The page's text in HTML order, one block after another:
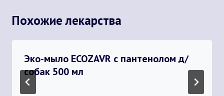
Похожие лекарства
Эко-мыло ECOZAVR с пантенолом д/
собак 500 мл